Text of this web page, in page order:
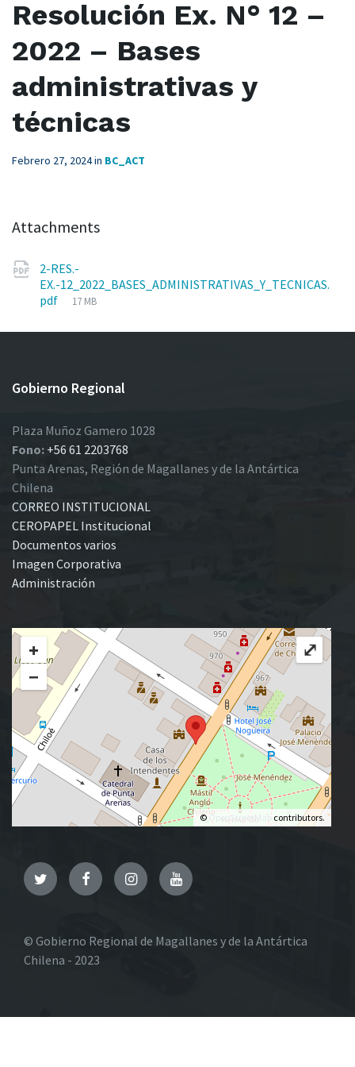
Resolución Ex. N° 12 –
2022 – Bases
administrativas y
técnicas
Febrero 27, 2024in BC_ACT
Attachments
2-RES.-
EX.-12_2022_BASES_ADMINISTRATIVAS_Y_TECNICAS.
pdf
File
17 MB
Gobierno Regional
Plaza Muñoz Gamero 1028
Fono: +56 61 2203768
Punta Arenas, Región de Magallanes y de la Antártica
Chilena
CORREO INSTITUCIONAL
CEROPAPEL Institucional
Documentos varios
Imagen Corporativa
Administración
+
−
© OpenStreetMap contributors.
⤢
TwitterFacebookInstagramYouTube
© Gobierno Regional de Magallanes y de la Antártica
Chilena - 2023